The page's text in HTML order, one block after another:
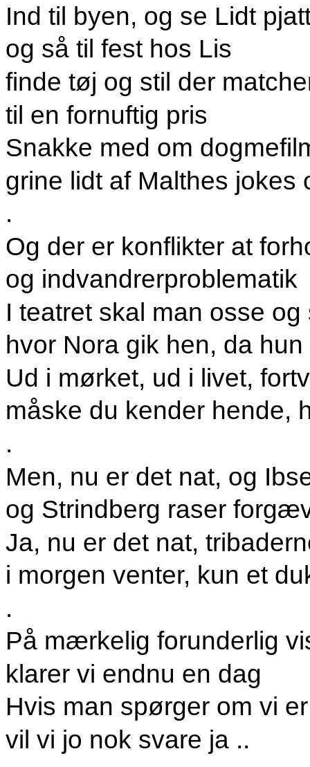
Ind til byen, og se Lidt
og så til fest hos Lis
finde tøj og stil der
til en fornuftig pris
Snakke med om
grine lidt af Malthes jokes
.
Og der er konflikter at
og indvandrerproblematik
I teatret skal man osse og
hvor Noragik hen, da hun
Ud i mørket, ud i livet,
måske du kender hende,
.
Men, nu er det nat, og
og Strindberg raser
Ja, nu er det nat,
i morgen venter, kun et
.
På mærkelig forunderlig
klarer vi endnu en dag
Hvis man spørger om vi
vil vi jo nok svare ja ..